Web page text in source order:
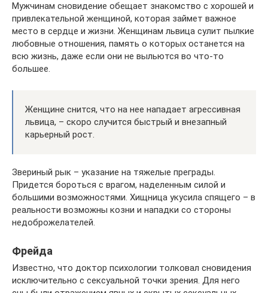
Мужчинам сновидение обещает знакомство с хорошей и
привлекательной женщиной, которая займет важное
место в сердце и жизни. Женщинам львица сулит пылкие
любовные отношения, память о которых останется на
всю жизнь, даже если они не выльются во что-то
большее.
Женщине снится, что на нее нападает агрессивная
львица, – скоро случится быстрый и внезапный
карьерный рост.
Звериный рык – указание на тяжелые преграды.
Придется бороться с врагом, наделенным силой и
большими возможностями. Хищница укусила спящего – в
реальности возможны козни и нападки со стороны
недоброжелателей.
Фрейда
Известно, что доктор психологии толковал сновидения
исключительно с сексуальной точки зрения. Для него